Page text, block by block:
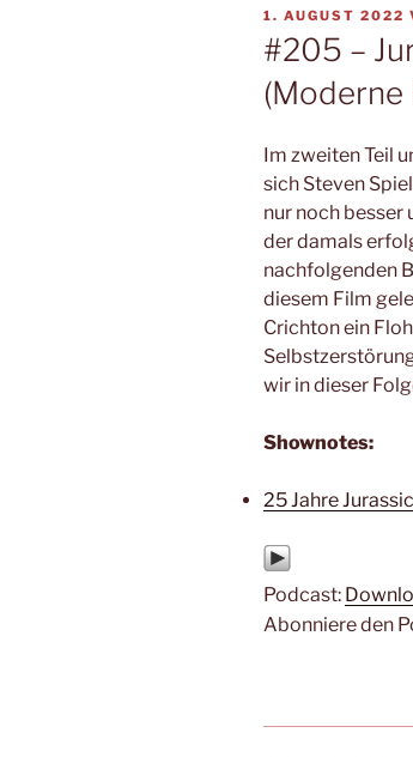
AM
1. AUGUST 2022
#205 –
Im zweiten Teil
sich Steven
nur noch besser
der damals
nachfolgenden
diesem Film
Crichton ein
wir in dieser
Shownotes:
25 Jahre
Podcast:
Abonniere den